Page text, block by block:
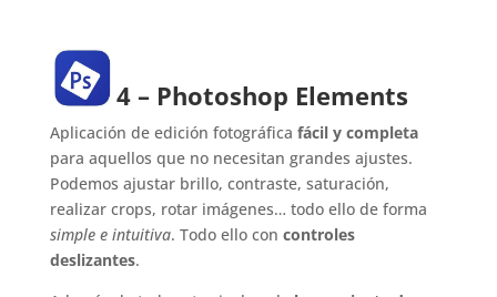
4 – Photoshop Elements
Aplicación de edición fotográfica fácil y completa
para aquellos que no necesitan grandes ajustes.
Podemos ajustar brillo, contraste, saturación,
realizar crops, rotar imágenes… todo ello de forma
simple e intuitiva. Todo ello con controles
deslizantes.